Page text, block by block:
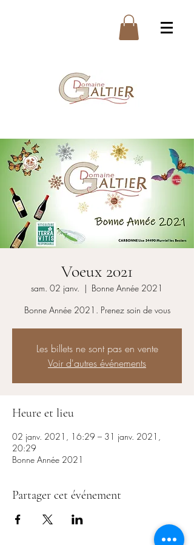
Voeux 2021
sam. 02 janv.
  |
Bonne Année 2021
Bonne Année 2021. Prenez soin de vous
Les billets ne sont pas en vente
Voir d'autres événements
Heure et lieu
02 janv. 2021, 16:29 – 31 janv. 2021,
20:29
Bonne Année 2021
Partager cet événement